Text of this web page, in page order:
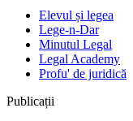
Elevul și legea
Lege-n-Dar
Minutul Legal
Legal Academy
Profu' de juridică
Publicații